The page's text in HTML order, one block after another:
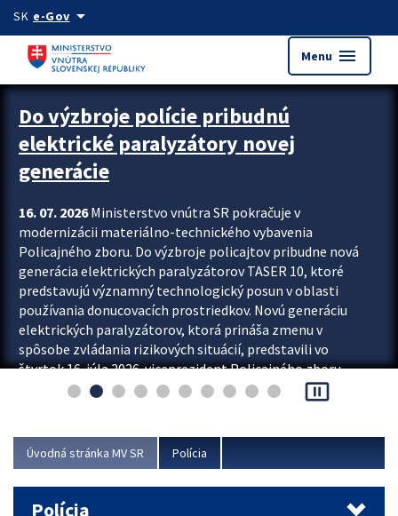
Preskocit na hlavný obsah
SK e-Govarrow_drop_down
Menu menu
Zastavit automatický posun upútavok
Do výzbroje polície pribudnú
elektrické paralyzátory novej
generácie
16. 07. 2026Ministerstvo vnútra SR pokračuje v
modernizácii materiálno-technického vybavenia
Policajného zboru. Do výzbroje policajtov pribudne nová
generácia elektrických paralyzátorov TASER 10, ktoré
predstavujú významný technologický posun v oblasti
používania donucovacích prostriedkov. Novú generáciu
elektrických paralyzátorov, ktorá prináša zmenu v
spôsobe zvládania rizikových situácií, predstavili vo
štvrtok 16. júla 2026 viceprezident Policajného zboru
Rastislav Polakovič a riaditeľ odboru výcviku...
pause_presentation
Úvodná stránka MV SR Polícia
Polícia